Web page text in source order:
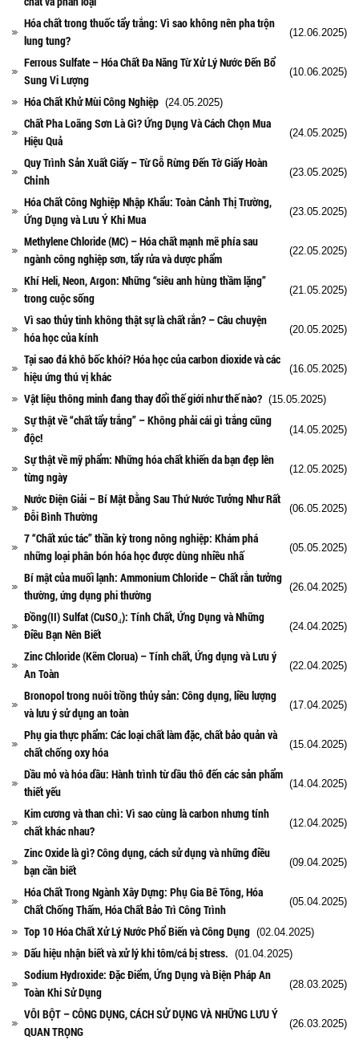
Hóa chất trong thuốc tẩy trắng: Vì sao không nên pha trộn
lung tung?
(12.06.2025)
Ferrous Sulfate – Hóa Chất Đa Năng Từ Xử Lý Nước Đến Bổ
Sung Vi Lượng
(10.06.2025)
Hóa Chất Khử Mùi Công Nghiệp (24.05.2025)
Chất Pha Loãng Sơn Là Gì? Ứng Dụng Và Cách Chọn Mua
Hiệu Quả
(24.05.2025)
Quy Trình Sản Xuất Giấy – Từ Gỗ Rừng Đến Tờ Giấy Hoàn
Chỉnh
(23.05.2025)
Hóa Chất Công Nghiệp Nhập Khẩu: Toàn Cảnh Thị Trường,
Ứng Dụng và Lưu Ý Khi Mua
(23.05.2025)
Methylene Chloride (MC) – Hóa chất mạnh mẽ phía sau
ngành công nghiệp sơn, tẩy rửa và dược phẩm
(22.05.2025)
Khí Heli, Neon, Argon: Những “siêu anh hùng thầm lặng”
trong cuộc sống
(21.05.2025)
Vì sao thủy tinh không thật sự là chất rắn? – Câu chuyện
hóa học của kính
(20.05.2025)
Tại sao đá khô bốc khói? Hóa học của carbon dioxide và các
hiệu ứng thú vị khác
(16.05.2025)
Vật liệu thông minh đang thay đổi thế giới như thế nào? (15.05.2025)
Sự thật về “chất tẩy trắng” – Không phải cái gì trắng cũng
độc!
(14.05.2025)
Sự thật về mỹ phẩm: Những hóa chất khiến da bạn đẹp lên
từng ngày
(12.05.2025)
Nước Điện Giải – Bí Mật Đằng Sau Thứ Nước Tưởng Như Rất
Đỗi Bình Thường
(06.05.2025)
7 “Chất xúc tác” thần kỳ trong nông nghiệp: Khám phá
những loại phân bón hóa học được dùng nhiều nhấ
(05.05.2025)
Bí mật của muối lạnh: Ammonium Chloride – Chất rắn tưởng
thường, ứng dụng phi thường
(26.04.2025)
Đồng(II) Sulfat (CuSO₄): Tính Chất, Ứng Dụng và Những
Điều Bạn Nên Biết
(24.04.2025)
Zinc Chloride (Kẽm Clorua) – Tính chất, Ứng dụng và Lưu ý
An Toàn
(22.04.2025)
Bronopol trong nuôi trồng thủy sản: Công dụng, liều lượng
và lưu ý sử dụng an toàn
(17.04.2025)
Phụ gia thực phẩm: Các loại chất làm đặc, chất bảo quản và
chất chống oxy hóa
(15.04.2025)
Dầu mỏ và hóa dầu: Hành trình từ dầu thô đến các sản phẩm
thiết yếu
(14.04.2025)
Kim cương và than chì: Vì sao cùng là carbon nhưng tính
chất khác nhau?
(12.04.2025)
Zinc Oxide là gì? Công dụng, cách sử dụng và những điều
bạn cần biết
(09.04.2025)
Hóa Chất Trong Ngành Xây Dựng: Phụ Gia Bê Tông, Hóa
Chất Chống Thấm, Hóa Chất Bảo Trì Công Trình
(05.04.2025)
Top 10 Hóa Chất Xử Lý Nước Phổ Biến và Công Dụng (02.04.2025)
Dấu hiệu nhận biết và xử lý khi tôm/cá bị stress. (01.04.2025)
Sodium Hydroxide: Đặc Điểm, Ứng Dụng và Biện Pháp An
Toàn Khi Sử Dụng
(28.03.2025)
VÔI BỘT – CÔNG DỤNG, CÁCH SỬ DỤNG VÀ NHỮNG LƯU Ý
QUAN TRỌNG
(26.03.2025)